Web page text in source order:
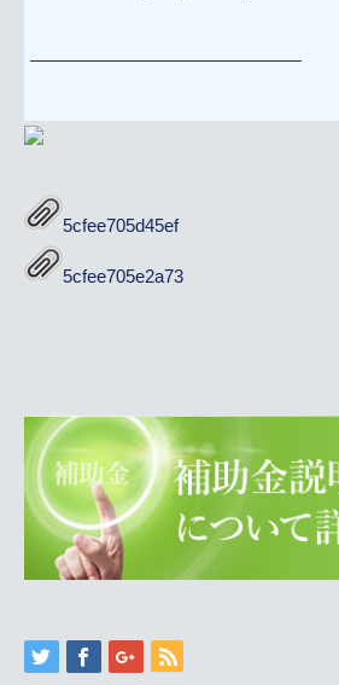
———————————————
5cfee705d45ef
5cfee705e2a73